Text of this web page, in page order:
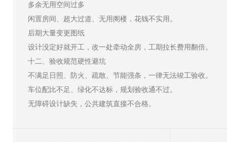
多余无用空间过多
闲置房间、超大过道、无用阁楼，花钱不实用。
后期大量变更图纸
设计没定好就开工，改一处牵动全房，工期拉长费用翻倍。
十二、验收规范硬性避坑
不满足日照、防火、疏散、节能强条，一律无法竣工验收。
车位配比不足、绿化不达标，规划验收通不过。
无障碍设计缺失，公共建筑直接不合格。